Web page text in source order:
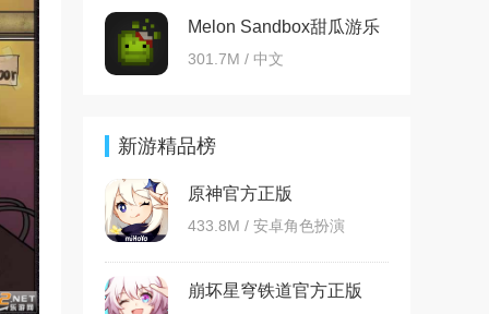
Melon Sandbox甜瓜游乐
301.7M / 中文
新游精品榜
原神官方正版
433.8M / 安卓角色扮演
崩坏星穹铁道官方正版